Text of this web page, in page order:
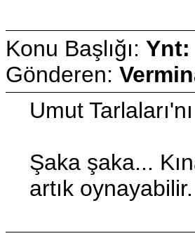
Konu Başlığı: Ynt:
Gönderen:
Umut
Şaka şaka...
artık oynayabilir.